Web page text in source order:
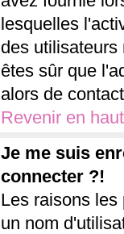
lesquelles
des utilisateurs
êtes sûr que
alors de
Revenir en haut
Je me suis
connecter ?!
Les raisons les
un nom